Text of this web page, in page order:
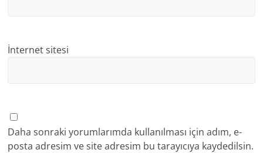
İnternet sitesi
Daha sonraki yorumlarımda kullanılması için adım, e-
posta adresim ve site adresim bu tarayıcıya kaydedilsin.